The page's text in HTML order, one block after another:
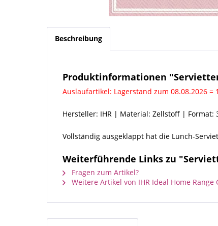
Beschreibung
Produktinformationen "Servietten
Auslaufartikel: Lagerstand zum 08.08.2026 =
Hersteller: IHR | Material: Zellstoff | Format:
Vollständig ausgeklappt hat die Lunch-
Weiterführende Links zu
Fragen zum Artikel?
Weitere Artikel von IHR Ideal Home Range